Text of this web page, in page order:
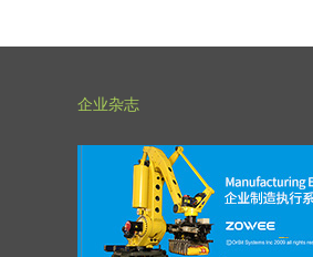
企业杂志